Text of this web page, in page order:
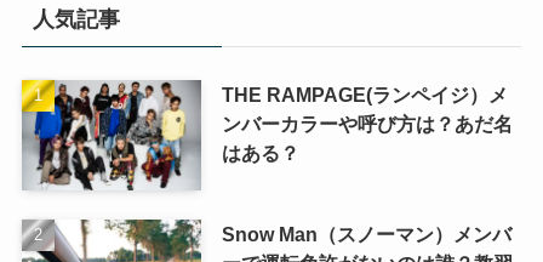
ー
人気記事
THE RAMPAGE(ランペイジ）メ
ンバーカラーや呼び方は？あだ名
はある？
Snow Man（スノーマン）メンバ